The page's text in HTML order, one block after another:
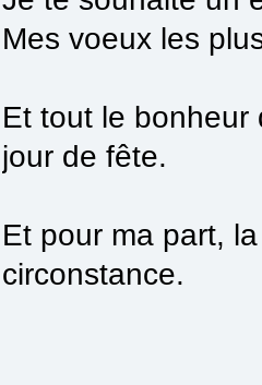
Mes voeux les
Et tout le bonheur
jour de fête.
Et pour ma part,
circonstance.